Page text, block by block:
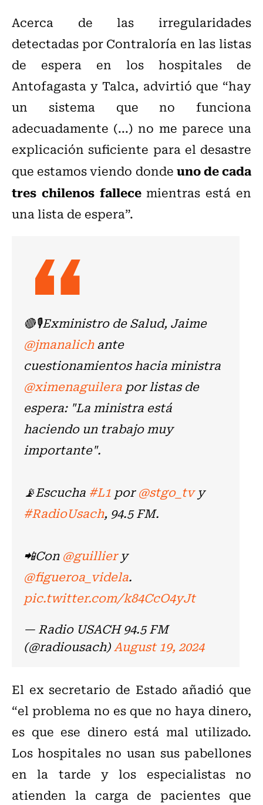
Acerca de las irregularidades
detectadas por Contraloría en las listas
de espera en los hospitales de
Antofagasta y Talca, advirtió que “hay
un sistema que no funciona
adecuadamente (...) no me parece una
explicación suficiente para el desastre
que estamos viendo dondeuno de cada
tres chilenos fallecemientras está en
una lista de espera”.
🔴🎙️Exministro de Salud, Jaime
@jmanalichante
cuestionamientos hacia ministra
@ximenaguilera por listas de
espera: "La ministra está
haciendo un trabajo muy
importante".
📡Escucha #L1 por@stgo_tvy
#RadioUsach, 94.5 FM.
📲Con@guilliery
@figueroa_videla.
pic.twitter.com/k84CcO4yJt
— Radio USACH 94.5 FM
(@radiousach)August 19, 2024
El ex secretario de Estado añadió que
“el problema no es que no haya dinero,
es que ese dinero está mal utilizado.
Los hospitales no usan sus pabellones
en la tarde y los especialistas no
atienden la carga de pacientes que